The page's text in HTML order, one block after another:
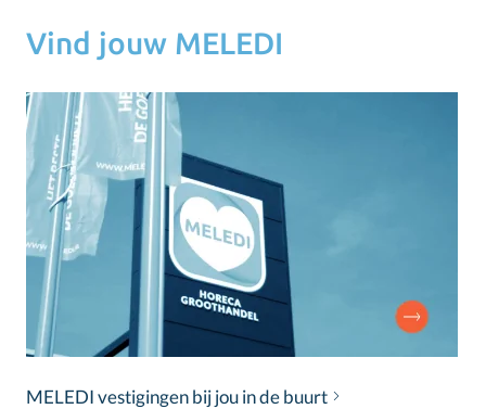
Vind jouw MELEDI
MELEDI vestigingen bij jou in de buurt